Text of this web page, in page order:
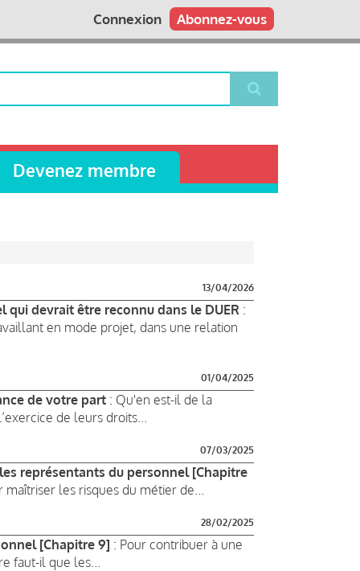
Abonnez-vous
Connexion
Devenez membre
13/04/2026
devrait être reconnu dans le DUER :
en mode projet, dans une relation
01/04/2025
de votre part : Qu'en est-il de la
de leurs droits...
07/03/2025
représentants du personnel [Chapitre
les risques du métier de...
28/02/2025
[Chapitre 9] : Pour contribuer à une
faut-il que les...